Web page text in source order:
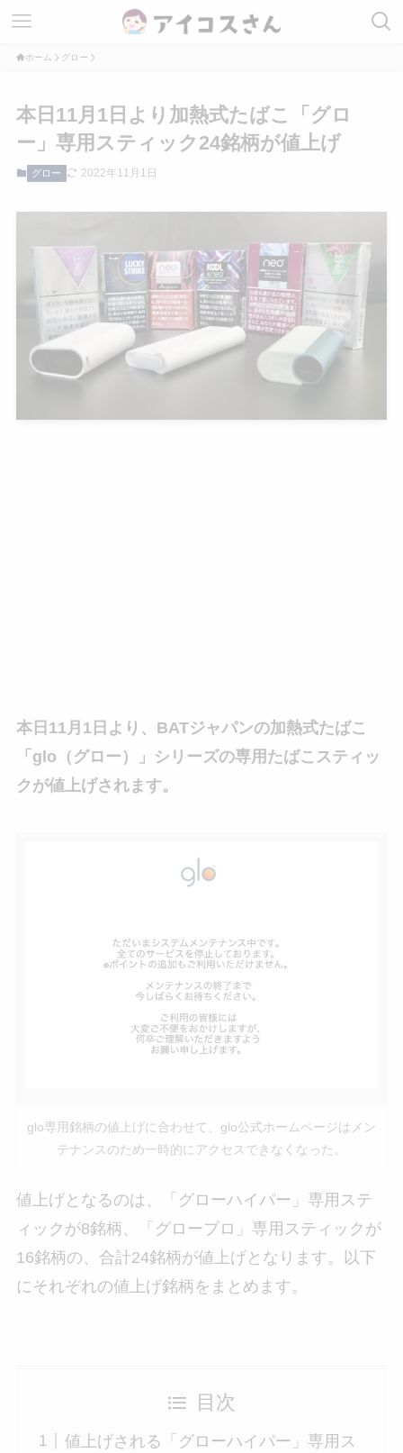
ホーム グロー
本日11月1日より加熱式たばこ「グロ
ー」専用スティック24銘柄が値上げ
グロー 2022年11月1日
本日11月1日より、BATジャパンの加熱式たばこ
「glo（グロー）」シリーズの専用たばこスティッ
クが値上げされます。
glo専用銘柄の値上げに合わせて、glo公式ホームページはメン
テナンスのため一時的にアクセスできなくなった。
値上げとなるのは、「グローハイパー」専用ステ
ィックが8銘柄、「グロープロ」専用スティックが
16銘柄の、合計24銘柄が値上げとなります。以下
にそれぞれの値上げ銘柄をまとめます。
目次
値上げされる「グローハイパー」専用ス